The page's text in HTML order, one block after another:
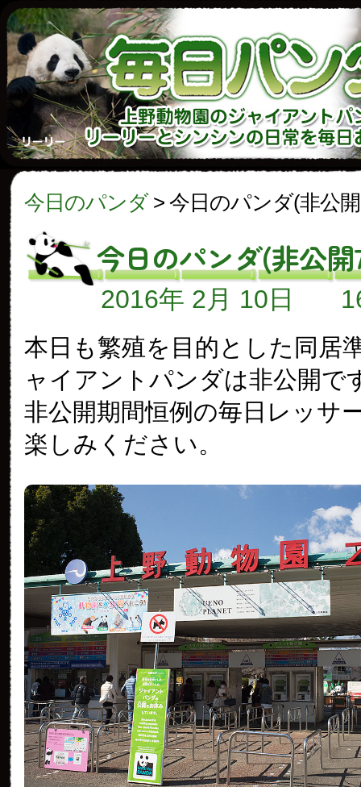
今日のパンダ> 今日のパンダ(非公
今日のパンダ(非公
2016年 2月 10日
本日も繁殖を目的とした同居
ャイアントパンダは非公開で
非公開期間恒例の毎日レッサ
楽しみください。